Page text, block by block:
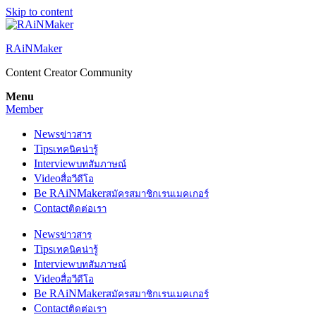
Skip to content
RAiNMaker
Content Creator Community
Menu
Member
Newsข่าวสาร
Tipsเทคนิคน่ารู้
Interviewบทสัมภาษณ์
Videoสื่อวีดีโอ
Be RAiNMakerสมัครสมาชิกเรนเมคเกอร์
Contactติดต่อเรา
Newsข่าวสาร
Tipsเทคนิคน่ารู้
Interviewบทสัมภาษณ์
Videoสื่อวีดีโอ
Be RAiNMakerสมัครสมาชิกเรนเมคเกอร์
Contactติดต่อเรา